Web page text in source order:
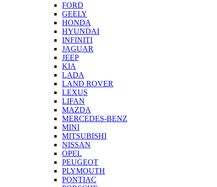
FORD
GEELY
HONDA
HYUNDAI
INFINITI
JAGUAR
JEEP
KIA
LADA
LAND ROVER
LEXUS
LIFAN
MAZDA
MERCEDES-BENZ
MINI
MITSUBISHI
NISSAN
OPEL
PEUGEOT
PLYMOUTH
PONTIAC